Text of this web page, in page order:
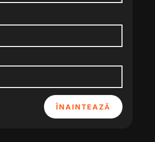
ÎNAINTEAZĂ